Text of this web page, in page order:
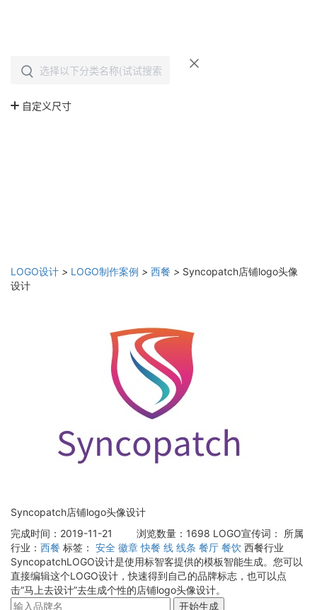
LOGO设计 > LOGO制作案例 > 西餐 > Syncopatch店铺logo头像
设计
Syncopatch店铺logo头像设计
完成时间：2019-11-21
浏览数量：1698 LOGO宣传词：
所属
行业： 西餐 标签： 安全 徽章 快餐 线 线条 餐厅 餐饮 西餐行业
SyncopatchLOGO设计是使用标智客提供的模板智能生成。您可以
直接编辑这个LOGO设计，快速得到自己的品牌标志，也可以点
击“马上去设计”去生成个性的店铺logo头像设计。
开始生成